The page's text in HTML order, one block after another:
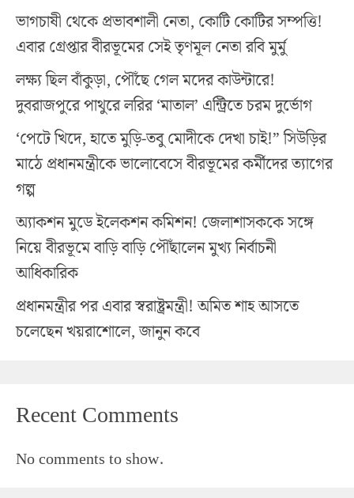
ভাগচাষী থেকে প্রভাবশালী নেতা, কোটি কোটির সম্পত্তি!
এবার গ্রেপ্তার বীরভূমের সেই তৃণমূল নেতা রবি মুর্মু
লক্ষ্য ছিল বাঁকুড়া, পৌঁছে গেল মদের কাউন্টারে!
দুবরাজপুরে পাথুরে লরির ‘মাতাল’ এন্ট্রিতে চরম দুর্ভোগ
‘পেটে খিদে, হাতে মুড়ি-তবু মোদীকে দেখা চাই!” সিউড়ির
মাঠে প্রধানমন্ত্রীকে ভালোবেসে বীরভূমের কর্মীদের ত্যাগের
গল্প
অ্যাকশন মুডে ইলেকশন কমিশন! জেলাশাসককে সঙ্গে
নিয়ে বীরভূমে বাড়ি বাড়ি পৌঁছালেন মুখ্য নির্বাচনী
আধিকারিক
প্রধানমন্ত্রীর পর এবার স্বরাষ্ট্রমন্ত্রী! অমিত শাহ আসতে
চলেছেন খয়রাশোলে, জানুন কবে
Recent Comments
No comments to show.